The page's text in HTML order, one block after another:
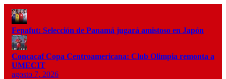
Fepafut: Selección de Panamá jugará amistoso en Japón
Concacaf Copa Centroamericana: Club Olimpia remonta a
UMECIT
agosto 7, 2026